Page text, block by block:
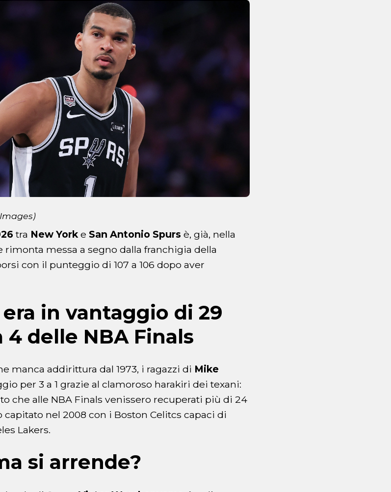
tra New Yorke San Antonio Spurs è, già, nella
messa a segno dalla franchigia della
con il punteggio di 107 a 106 dopo aver
in vantaggio di 29
delle NBA Finals
manca addirittura dal 1973, i ragazzi di Mike
per 3 a 1 grazie al clamoroso harakiri dei texani:
che alle NBA Finals venissero recuperati più di 24
nel 2008 con i Boston Celitcs capaci di
Lakers.
si arrende?